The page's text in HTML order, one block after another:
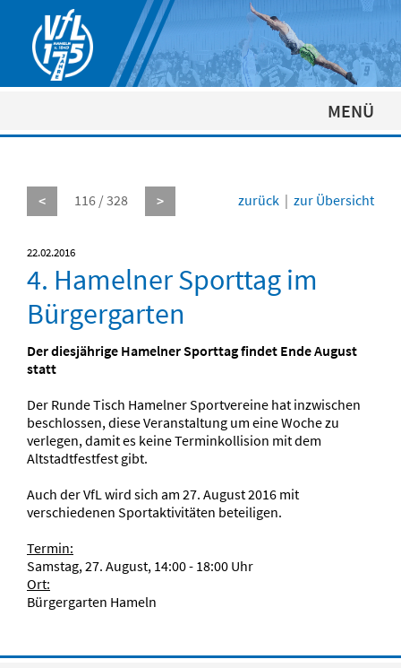
MENÜ
< 116 / 328 > zurück | zur Übersicht
22.02.2016
4. Hamelner Sporttag im
Bürgergarten
Der diesjährige Hamelner Sporttag findet Ende August
statt
Der Runde Tisch Hamelner Sportvereine hat inzwischen
beschlossen, diese Veranstaltung um eine Woche zu
verlegen, damit es keine Terminkollision mit dem
Altstadtfestfest gibt.
Auch der VfL wird sich am 27. August 2016 mit
verschiedenen Sportaktivitäten beteiligen.
Termin:
Samstag, 27. August, 14:00 - 18:00 Uhr
Ort:
Bürgergarten Hameln